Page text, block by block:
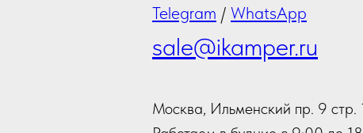
Telegram / WhatsApp
sale@ikamper.ru
Москва, Ильменский пр. 9 стр.